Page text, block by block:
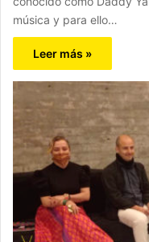
música y para ello…
Leer más »